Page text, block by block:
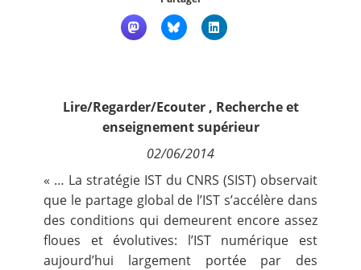
Qui sommes nous ?
Nous suivreLire/Regarder/Ecouter, Recherche et
enseignement supérieur
02/06/2014
« … La stratégie IST du CNRS (SIST) observait
que le partage global de l’IST s’accélère dans
des conditions qui demeurent encore assez
floues et évolutives: l’IST numérique est
aujourd’hui largement portée par des